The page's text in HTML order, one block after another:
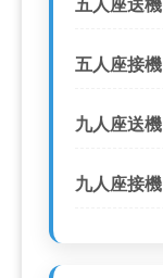
五人座送機
五人座接機
九人座送機
九人座接機